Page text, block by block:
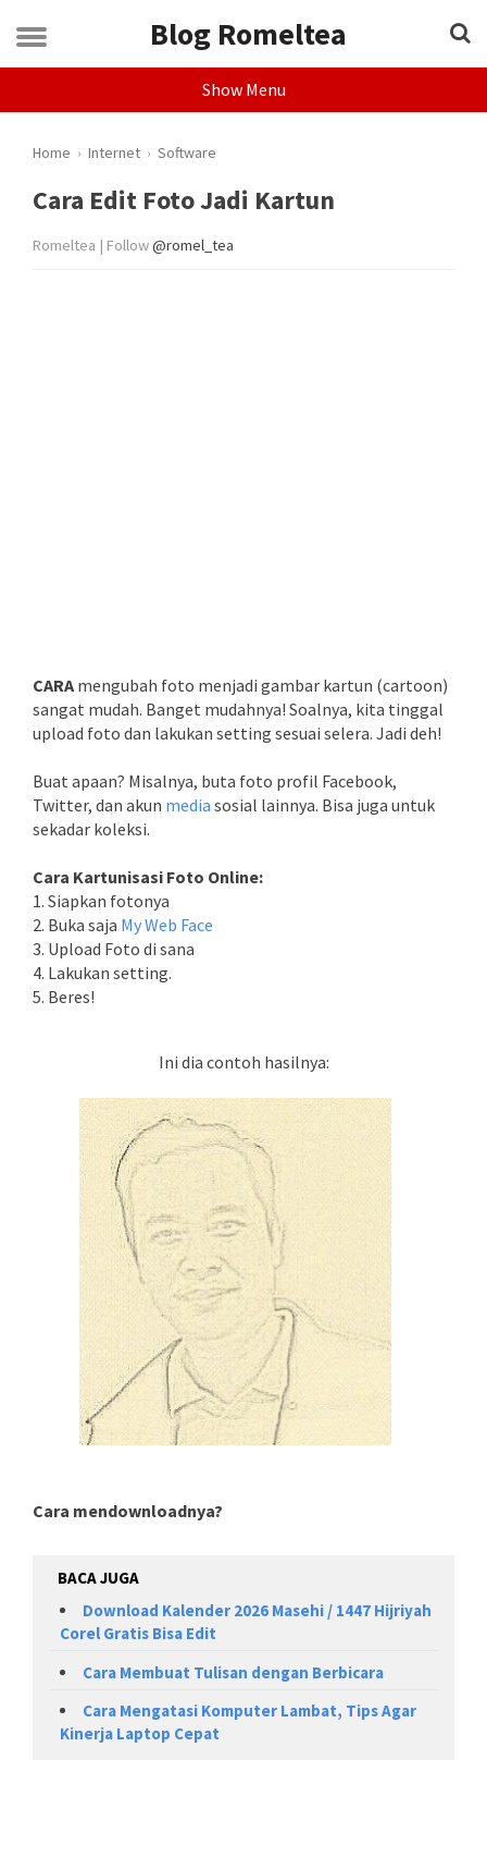
Blog Romeltea
Show Menu
Home › Internet › Software
Cara Edit Foto Jadi Kartun
Romeltea | Follow@romel_tea
CARA mengubah foto menjadi gambar kartun (cartoon)
sangat mudah. Banget mudahnya! Soalnya, kita tinggal
upload foto dan lakukan setting sesuai selera. Jadi deh!
Buat apaan? Misalnya, buta foto profil Facebook,
Twitter, dan akun media sosial lainnya. Bisa juga untuk
sekadar koleksi.
Cara Kartunisasi Foto Online:
1. Siapkan fotonya
2. Buka saja My Web Face
3. Upload Foto di sana
4. Lakukan setting.
5. Beres!
Ini dia contoh hasilnya:
Cara mendownloadnya?
BACA JUGA
Download Kalender 2026 Masehi / 1447 Hijriyah
Corel Gratis Bisa Edit
Cara Membuat Tulisan dengan Berbicara
Cara Mengatasi Komputer Lambat, Tips Agar
Kinerja Laptop Cepat